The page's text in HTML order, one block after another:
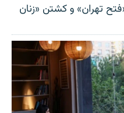
تهران» و کشتن «زنان